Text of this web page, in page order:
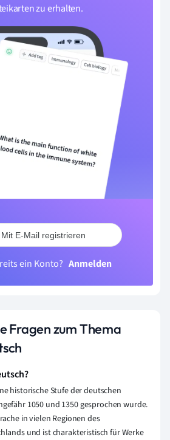
zu erhalten.
Mit E-Mail registrieren
ein Konto? Anmelden
Fragen zum Thema
historische Stufe der deutschen
1050 und 1350 gesprochen wurde.
in vielen Regionen des
und ist charakteristisch für Werke